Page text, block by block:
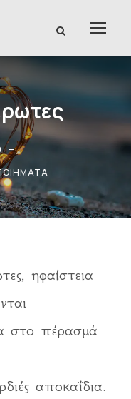
ηφαίστεια
στο πέρασμά
αποκαΐδια.